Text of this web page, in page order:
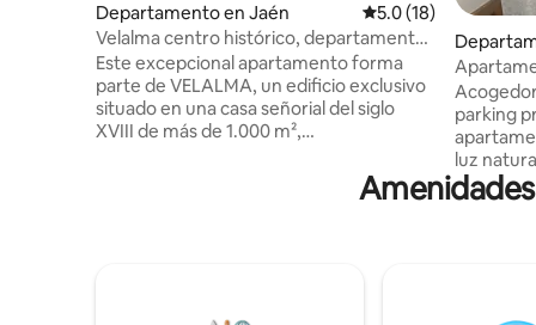
Departamento en Jaén Calificación
5.0 (18)
Velalma centro histórico, departamento
familiar 12
Este excepcional apartamento forma
parte de VELALMA, un edificio exclusivo
situado en una casa señorial del siglo
XVIII de más de 1.000 m²,
como complejo de apartamentos
turísticos, a solo 20 metros de la Catedral
parking
luz
turismo o
primer momento.